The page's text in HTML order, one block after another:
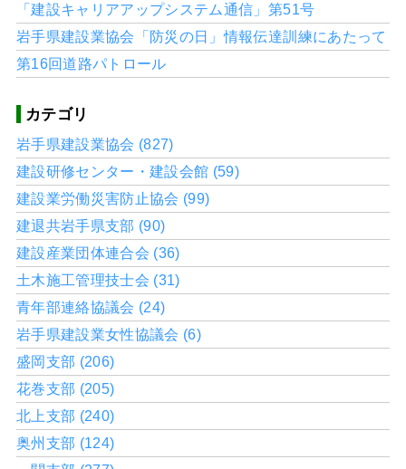
「建設キャリアアップシステム通信」第51号
岩手県建設業協会「防災の日」情報伝達訓練にあたって
第16回道路パトロール
カテゴリ
岩手県建設業協会 (827)
建設研修センター・建設会館 (59)
建設業労働災害防止協会 (99)
建退共岩手県支部 (90)
建設産業団体連合会 (36)
土木施工管理技士会 (31)
青年部連絡協議会 (24)
岩手県建設業女性協議会 (6)
盛岡支部 (206)
花巻支部 (205)
北上支部 (240)
奥州支部 (124)